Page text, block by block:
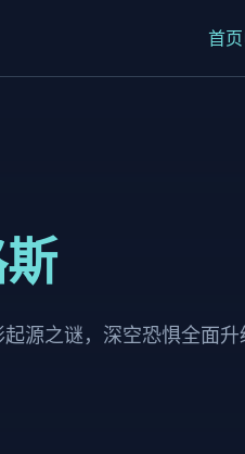
首页
源之谜，深空恐惧全面升